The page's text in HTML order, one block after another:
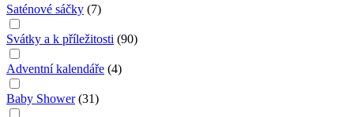
Saténové sáčky (7)
Svátky a k příležitosti (90)
Adventní kalendáře (4)
Baby Shower (31)